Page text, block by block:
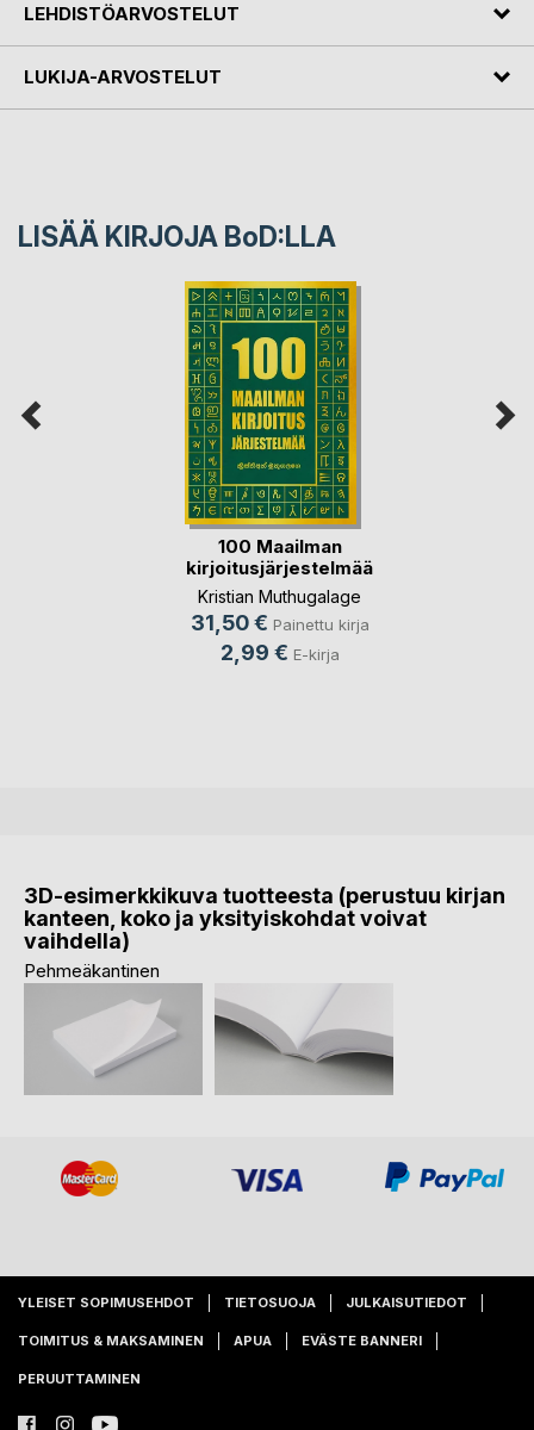
LEHDISTÖARVOSTELUT
LUKIJA-ARVOSTELUT
LISÄÄ KIRJOJA BoD:LLA
100 Maailman
kirjoitusjärjestelmää
Kristian Muthugalage
31,50 € Painettu kirja
2,99 € E-kirja
3D-esimerkkikuva tuotteesta (perustuu kirjan
kanteen, koko ja yksityiskohdat voivat
vaihdella)
Pehmeäkantinen
YLEISET SOPIMUSEHDOT TIETOSUOJA JULKAISUTIEDOT
TOIMITUS & MAKSAMINEN APUA EVÄSTE BANNERI
PERUUTTAMINEN